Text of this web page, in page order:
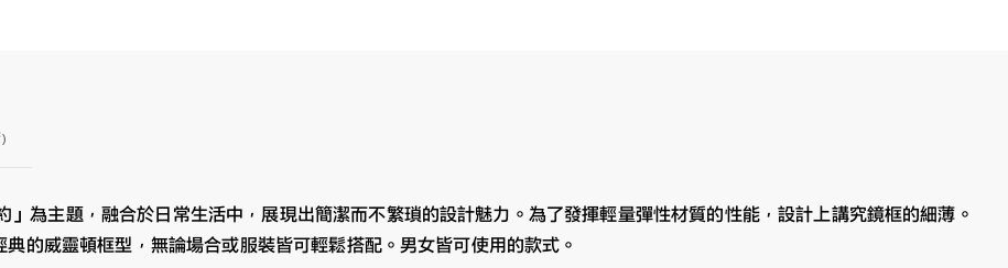
為主題，融合於日常生活中，展現出簡潔而不繁瑣的設計魅力。為了發揮輕量彈性材質的性能，設計上講究鏡框的細薄。
的威靈頓框型，無論場合或服裝皆可輕鬆搭配。男女皆可使用的款式。